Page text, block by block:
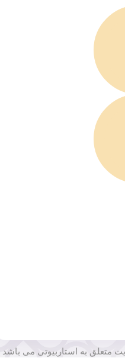
متعلق به استاربیوتی می باشد